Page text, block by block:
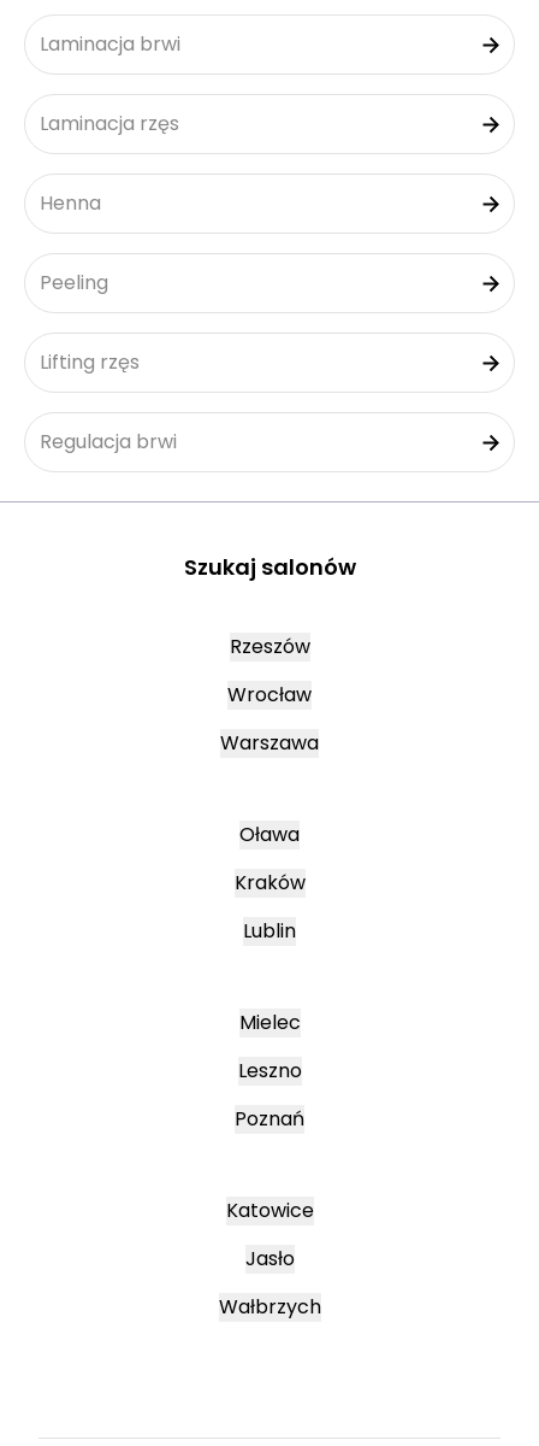
Laminacja brwi
Laminacja rzęs
Henna
Peeling
Lifting rzęs
Regulacja brwi
Szukaj salonów
Rzeszów
Wrocław
Warszawa
Oława
Kraków
Lublin
Mielec
Leszno
Poznań
Katowice
Jasło
Wałbrzych